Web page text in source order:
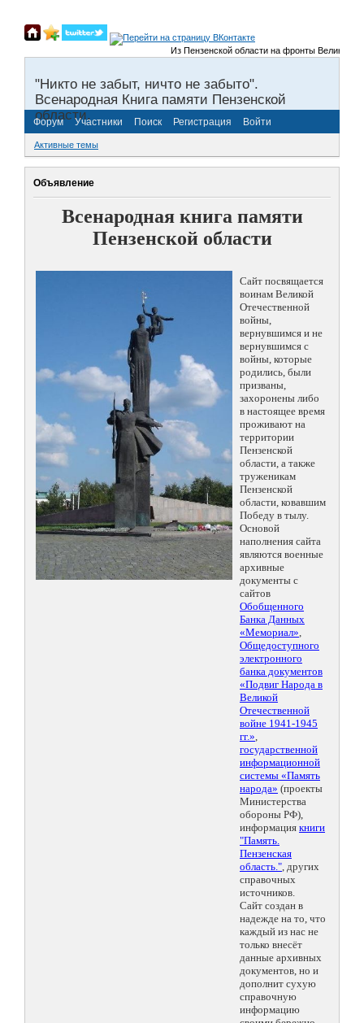
Из Пензенской области на фронты Великой
"Никто не забыт, ничто не забыто".
Всенародная Книга памяти Пензенской
области.
Форум Участники Поиск Регистрация Войти
Активные темы
Объявление
Всенародная книга памяти
Пензенской области
Сайт посвящается
воинам Великой
Отечественной
войны,
вернувшимся и не
вернувшимся с
войны, которые
родились, были
призваны,
захоронены либо
в настоящее время
проживают на
территории
Пензенской
области, а также
труженикам
Пензенской
области, ковавшим
Победу в тылу.
Основой
наполнения сайта
являются военные
архивные
документы с
сайтов
Обобщенного
Банка Данных
«Мемориал»,
Общедоступного
электронного
банка документов
«Подвиг Народа в
Великой
Отечественной
войне 1941-1945
гг.»,
государственной
информационной
системы «Память
народа» (проекты
Министерства
обороны РФ),
информация книги
"Память.
Пензенская
область.", других
справочных
источников.
Сайт создан в
надежде на то, что
каждый из нас не
только внесёт
данные архивных
документов, но и
дополнит сухую
справочную
информацию